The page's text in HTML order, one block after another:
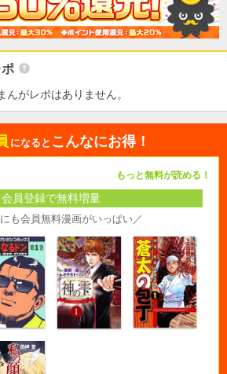
んがレポはありません。
になると こんなにお得！
もっと無料が読める！
会員登録で無料増量
も会員無料漫画がいっぱい／